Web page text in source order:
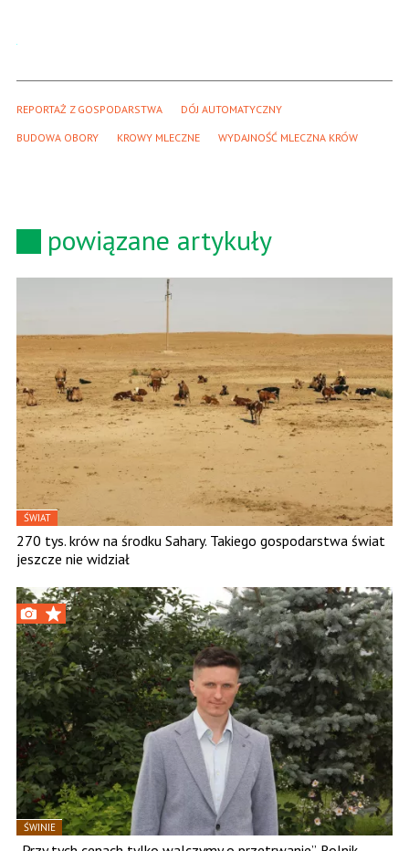
REPORTAŻ Z GOSPODARSTWA DÓJ AUTOMATYCZNY
BUDOWA OBORY KROWY MLECZNE WYDAJNOŚĆ MLECZNA KRÓW
powiązane artykuły
ŚWIAT
270 tys. krów na środku Sahary. Takiego gospodarstwa świat
jeszcze nie widział
ŚWINIE